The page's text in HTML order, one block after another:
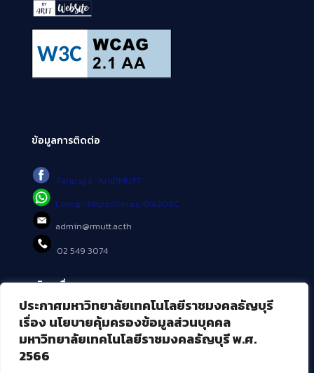
ประกาศมหาวิทยาลัยเทคโนโลยีราชมงคลธัญบุรี
เรื่อง นโยบายคุ้มครองข้อมูลส่วนบุคคล
มหาวิทยาลัยเทคโนโลยีราชมงคลธัญบุรี พ.ศ.
2566
ข้อมูลการติดต่อ
Fanpage : AritRMUTT
Line@ : https://lin.ee/tXe209C
admin@rmutt.ac.th
02 549 3074
บริการอื่นๆ ของ สวส.
ศูนย์สื่อดิจิทัล
ศูนย์นวัตกรรมและความรู้
ศูนย์พัฒนาและบริการนวัตกรรมดิจิทัล
สมัยใหม่ (MoSeC)